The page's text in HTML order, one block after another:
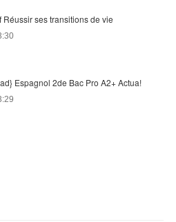
Réussir ses transitions de vie
Espagnol 2de Bac Pro A2+ Actua!